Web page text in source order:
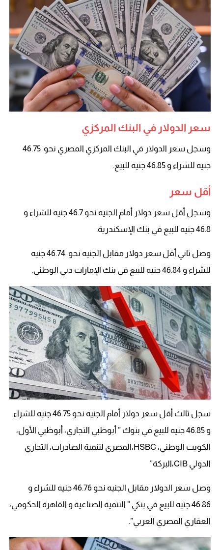
سعر الدولار في البنك المركزي
وسجل سعر الدولار في البنك المركزي المصري نحو 46.75
جنيه للشراء و 46.85 جنيه للبيع.
أقل سعر
وسجل أقل سعر دولار أمام الجنيه نحو 46.7 جنيه للشراء و
46.8 جنيه للبيع في بنك الإسكندرية.
وصل ثاني أقل سعر دولار مقابل الجنيه نحو 46.74 جنيه
للشراء و 46.84 جنيه للبيع في بنك الإمارات دبي الوطني.
سجل ثالث أقل سعر دولار أمام الجنيه نحو 46.75 جنيه للشراء
و 46.85 جنيه للبيع في بنوك ” أبوظبي التجاري، أبوظبي الأول،
الكويت الوطني، HSBC،المصري لتنمية الصادرات، التجاري
الدولي CIB،البركة”
وصل سعر الدولار مقابل الجنيه نحو 46.76 جنيه للشراء و
46.86 جنيه للبيع في بنكي ” التنمية الصناعية و القاهرة الحكومي،
العقاري المصري العربي”.